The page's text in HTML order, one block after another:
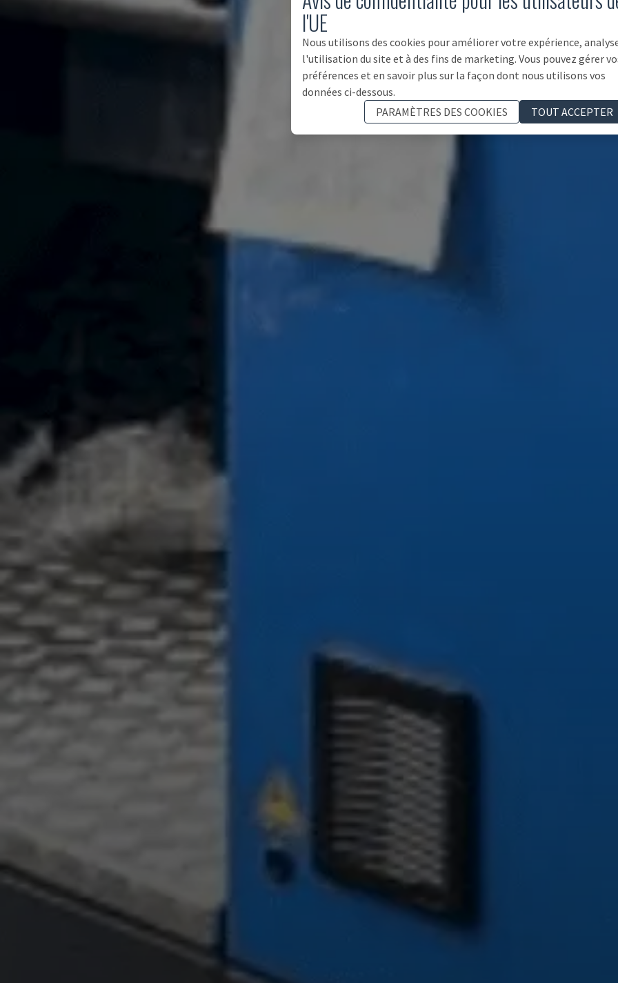
l'UE
Nous utilisons des cookies pour améliorer votre expérience,
l'utilisation du site et à des fins de marketing. Vous pouvez gérer
préférences et en savoir plus sur la façon dont nous utilisons vos
données ci-dessous.
PARAMÈTRES DES COOKIES
TOUT ACCEPTER